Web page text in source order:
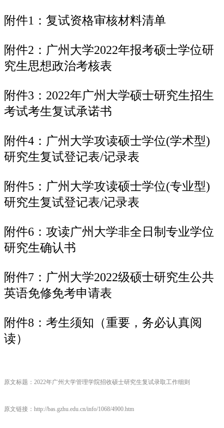
附件1：复试资格审核材料清单
附件2：广州大学2022年报考硕士学位研
究生思想政治考核表
附件3：2022年广州大学硕士研究生招生
考试考生复试承诺书
附件4：广州大学攻读硕士学位(学术型)
研究生复试登记表/记录表
附件5：广州大学攻读硕士学位(专业型)
研究生复试登记表/记录表
附件6：攻读广州大学非全日制专业学位
研究生确认书
附件7：广州大学2022级硕士研究生公共
英语免修免考申请表
附件8：考生须知（重要，务必认真阅
读）
原文标题：2022年广州大学管理学院招收硕士研究生复试录取工作细则
原文链接：http://bas.gzhu.edu.cn/info/1068/4900.htm